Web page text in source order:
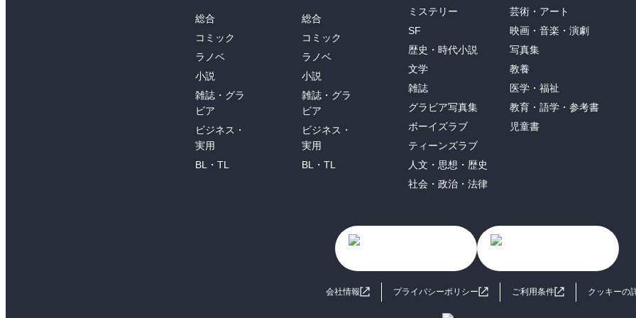
総合
コミック
ラノベ
小説
雑誌・グラ
ビア
ビジネス・
実用
BL・TL
総合
コミック
ラノベ
小説
雑誌・グラ
ビア
ビジネス・
実用
BL・TL
ミステリー
SF
歴史・時代小説
文学
雑誌
グラビア写真集
ボーイズラブ
ティーンズラブ
人文・思想・歴史
社会・政治・法律
芸術・アート
映画・音楽・演劇
写真集
教養
医学・福祉
教育・語学・参考書
児童書
会社情報 プライバシーポリシー ご利用条件 クッキーの